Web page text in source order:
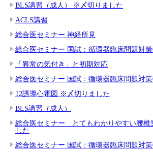
BLS講習（成人） ※〆切りました
ACLS講習
総合医セミナー 神経所見
総合医セミナー 国試：循環器臨床問題対
「異常の気付き」と初期対応
総合医セミナー 国試：循環器臨床問題対
12誘導心電図 ※〆切りました
BLS講習（成人）
総合医セミナー とてもわかりやすい腰
した
総合医セミナー 国試：循環器臨床問題対